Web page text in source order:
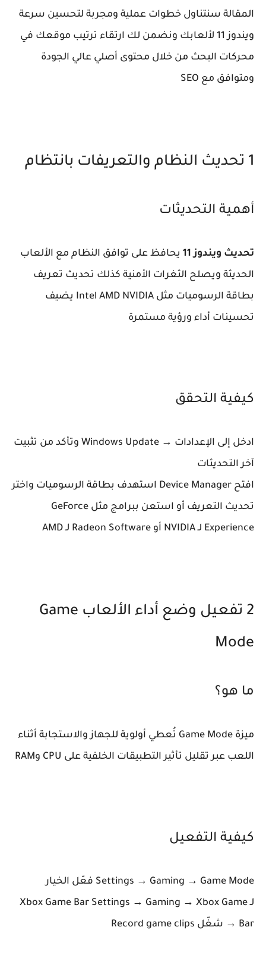
المقالة سنتناول خطوات عملية ومجربة لتحسين سرعة
ويندوز 11 لألعابك ونضمن لك ارتقاء ترتيب موقعك في
محركات البحث من خلال محتوى أصلي عالي الجودة
ومتوافق مع SEO
1 تحديث النظام والتعريفات بانتظام
أهمية التحديثات
تحديث ويندوز 11
يحافظ على توافق النظام مع الألعاب
الحديثة ويصلح الثغرات الأمنية كذلك تحديث تعريف
بطاقة الرسوميات مثل Intel AMD NVIDIA يضيف
تحسينات أداء ورؤية مستمرة
كيفية التحقق
ادخل إلى الإعدادات → Windows Update وتأكد من تثبيت
آخر التحديثات
افتح Device Manager استهدف بطاقة الرسوميات واختر
تحديث التعريف أو استعن ببرامج مثل GeForce
Experience لـ NVIDIA أو Radeon Software لـ AMD
2 تفعيل وضع أداء الألعاب Game
Mode
ما هو؟
ميزة Game Mode تُعطي أولوية للجهاز والاستجابة أثناء
اللعب عبر تقليل تأثير التطبيقات الخلفية على CPU وRAM
كيفية التفعيل
Settings → Gaming → Game Mode فعّل الخيار
لـ Xbox Game Bar Settings → Gaming → Xbox Game
Bar → شغّل Record game clips